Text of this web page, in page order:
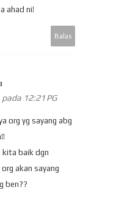
ahad ni!
Balas
12:21 PG
org yg sayang abg
kita baik dgn
akan sayang
ben??